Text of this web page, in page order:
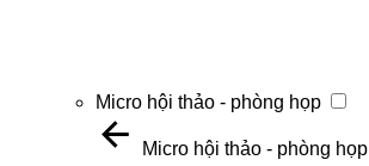
Micro hội thảo - phòng họp
Micro hội thảo - phòng họp